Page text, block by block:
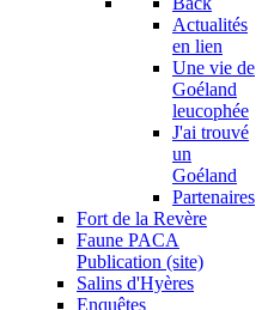
Actualités
en lien
Une vie de
Goéland
leucophée
J'ai trouvé
un
Goéland
Partenaires
Fort de la Revère
Faune PACA
Publication (site)
Salins d'Hyères
Enquêtes